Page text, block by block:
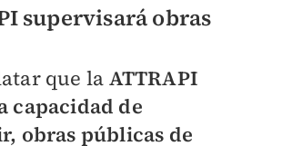
supervisará obras
que laATTRAPI
capacidad de
obras públicas de